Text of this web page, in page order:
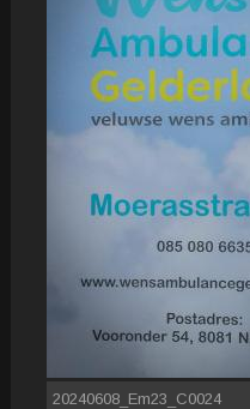
20240608_Em23_C0024